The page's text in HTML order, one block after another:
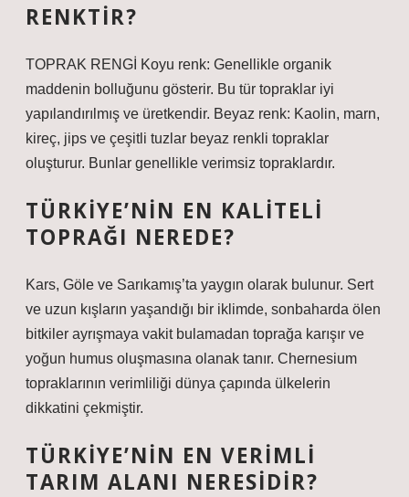
RENKTIR?
TOPRAK RENGİ Koyu renk: Genellikle organik
maddenin bolluğunu gösterir. Bu tür topraklar iyi
yapılandırılmış ve üretkendir. Beyaz renk: Kaolin, marn,
kireç, jips ve çeşitli tuzlar beyaz renkli topraklar
oluşturur. Bunlar genellikle verimsiz topraklardır.
TÜRKIYE’NIN EN KALITELI
TOPRAĞI NEREDE?
Kars, Göle ve Sarıkamış’ta yaygın olarak bulunur. Sert
ve uzun kışların yaşandığı bir iklimde, sonbaharda ölen
bitkiler ayrışmaya vakit bulamadan toprağa karışır ve
yoğun humus oluşmasına olanak tanır. Chernesium
topraklarının verimliliği dünya çapında ülkelerin
dikkatini çekmiştir.
TÜRKIYE’NIN EN VERIMLI
TARIM ALANI NERESIDIR?